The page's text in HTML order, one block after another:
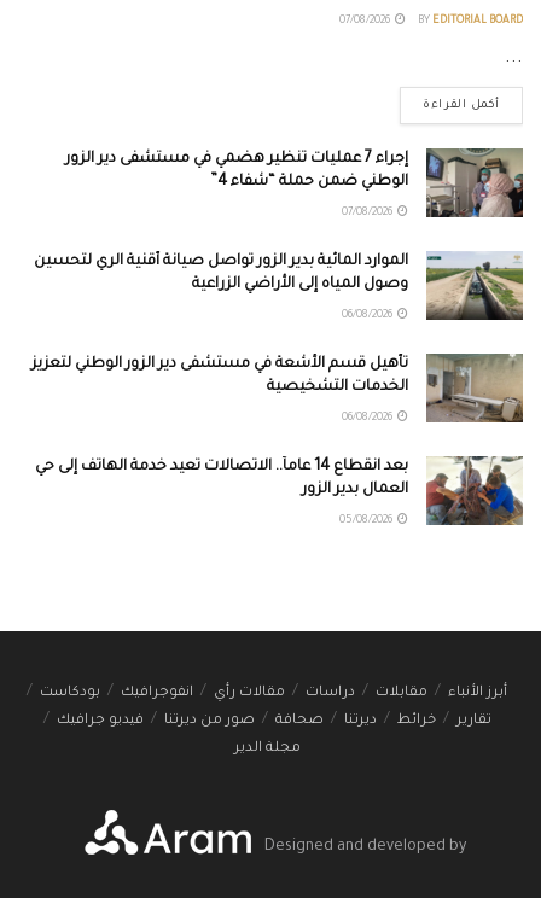
BY EDITORIAL BOARD
...
أكمل القراءة
إجراء 7 عمليات تنظير هضمي في مستشفى دير الزور
الوطني ضمن حملة “شفاء 4”
الموارد المائية بدير الزور تواصل صيانة أقنية الري لتحسين
وصول المياه إلى الأراضي الزراعية
تأهيل قسم الأشعة في مستشفى دير الزور الوطني لتعزيز
الخدمات التشخيصية
بعد انقطاع 14 عاماً.. الاتصالات تعيد خدمة الهاتف إلى حي
العمال بدير الزور
أبرز الأنباء مقابلات دراسات مقالات رأي انفوجرافيك
بودكاست
تقارير
خرائط ديرتنا صحافة صور من ديرتنا
فيديو جرافيك
مجلة الدير
Designed and developed by